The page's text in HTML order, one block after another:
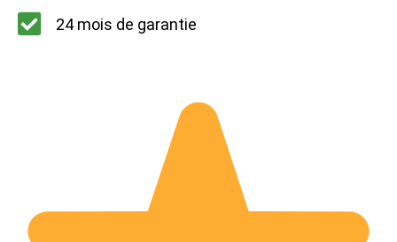
24 mois de garantie